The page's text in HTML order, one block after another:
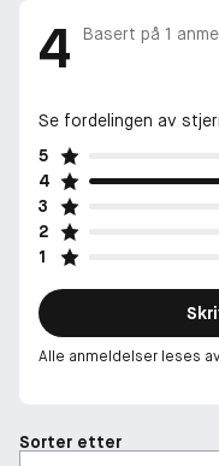
4 Basert på 1
Se fordelingen av
5
4
3
2
1
Alle anmeldelser leses
Sorter etter